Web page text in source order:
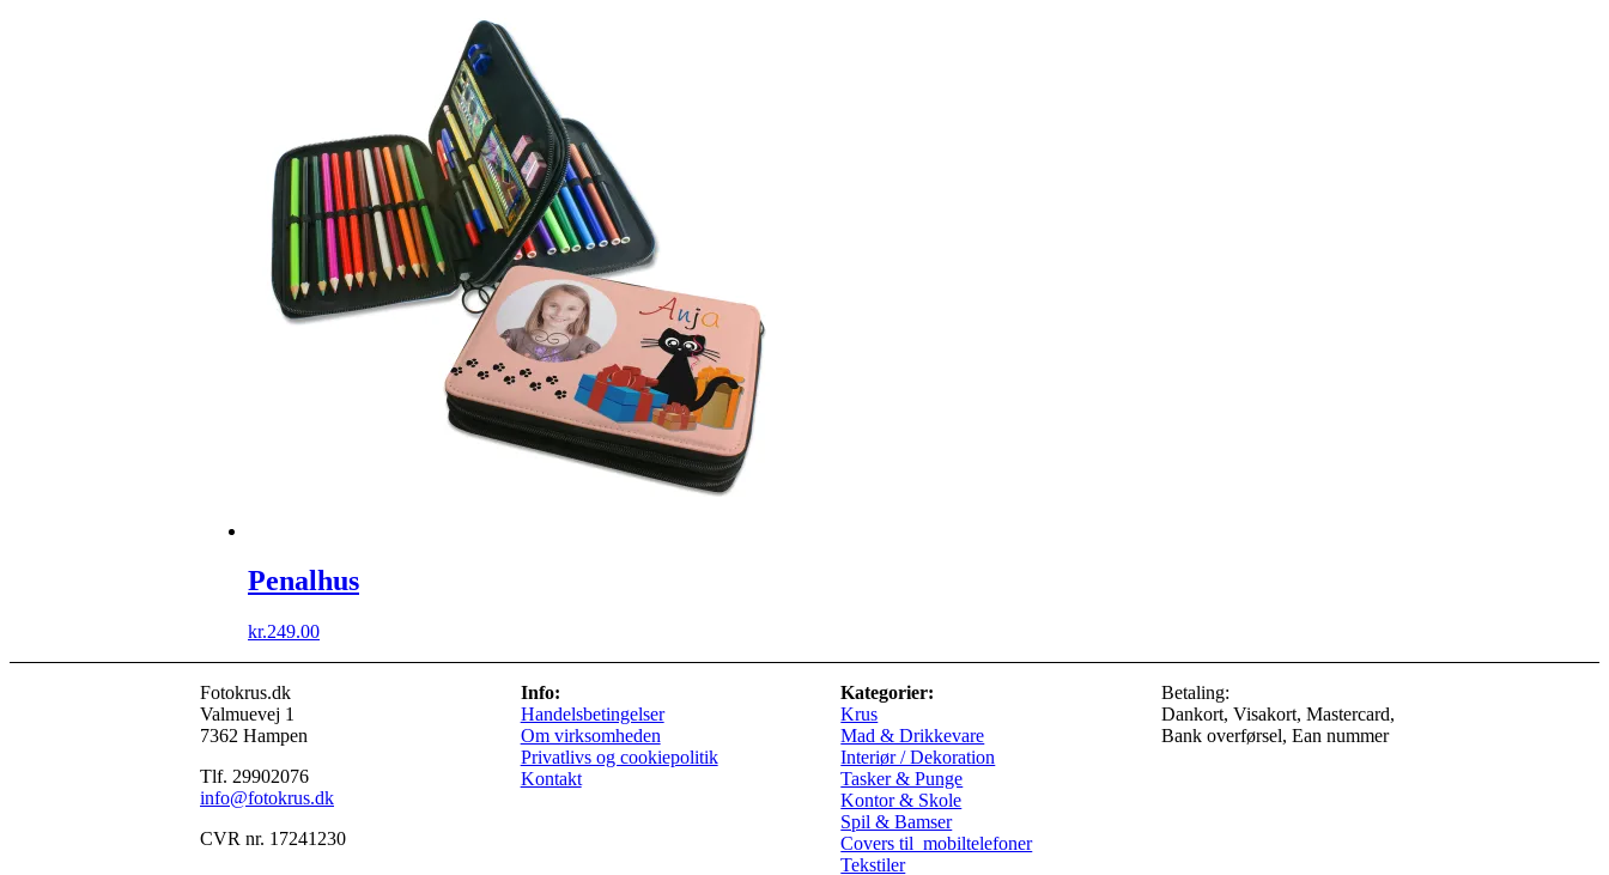
Penalhus
kr.249.00
Fotokrus.dk
Valmuevej 1
7362 Hampen
Tlf. 29902076
info@fotokrus.dk
CVR nr. 17241230
Info:
Handelsbetingelser
Om virksomheden
Privatlivs og cookiepolitik
Kontakt
Kategorier:
Krus
Mad & Drikkevare
Interiør / Dekoration
Tasker & Punge
Kontor & Skole
Spil & Bamser
Covers til mobiltelefoner
Tekstiler
Betaling:
Dankort, Visakort, Mastercard,
Bank overførsel, Ean nummer